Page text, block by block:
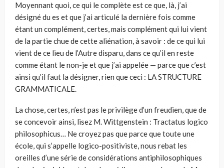
Moyennant quoi, ce qui le complète est ce que, là, j’ai
désigné du es et que j’ai articulé la dernière fois comme
étant un complément, certes, mais complément qui lui vient
de la partie chue de cette aliénation, à savoir : de ce qui lui
vient de ce lieu de l’Autre disparu, dans ce qu’il en reste
comme étant le non-je et que j’ai appelée — parce que c’est
ainsi qu’il faut la désigner, rien que ceci : LA STRUCTURE
GRAMMATICALE.
La chose, certes, n’est pas le privilège d’un freudien, que de
se concevoir ainsi, lisez M. Wittgenstein : Tractatus logico
philosophicus… Ne croyez pas que parce que toute une
école, qui s’appelle logico-positiviste, nous rebat les
oreilles d’une série de considérations antiphilosophiques